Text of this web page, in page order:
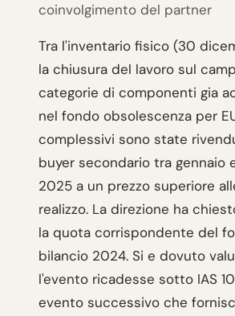
coinvolgimento del partner
Tra l'inventario fisico (30
la chiusura del lavoro sul
categorie di componenti gia
nel fondo obsolescenza per
complessivi sono state
buyer secondario tra gennaio
2025 a un prezzo superiore
realizzo. La direzione ha
la quota corrispondente del
bilancio 2024. Si e dovuto
l'evento ricadesse sotto IAS
evento successivo che